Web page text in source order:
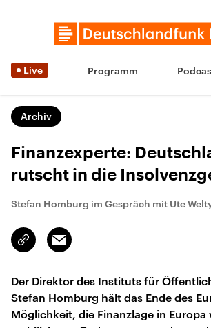
Live Programm
Archiv
Finanzexperte:
rutscht in die
Stefan Homburg im Gespräch mit Ute
Link
kopieren/teilen
Email
Der Direktor des Instituts für
Stefan Homburg hält das Ende des
Möglichkeit, die Finanzlage in Europa